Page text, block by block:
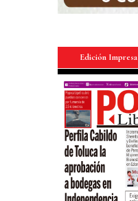
Edición Impresa